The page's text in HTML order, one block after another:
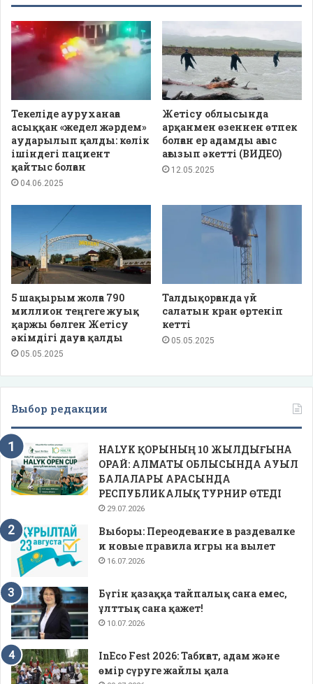
Текеліде ауруханаға
асыққан «жедел жәрдем»
аударылып қалды: көлік
ішіндегі пациент
қайтыс болған
04.06.2025
Жетісу облысында
арқанмен өзеннен өтпек
болған ер адамды ағыс
ағызып әкетті (ВИДЕО)
12.05.2025
5 шақырым жолға 790
миллион теңгеге жуық
қаржы бөлген Жетісу
әкімдігі дауға қалды
05.05.2025
Талдықорғанда үй
салатын кран өртеніп
кетті
05.05.2025
Выбор редакции
HALYK ҚОРЫНЫҢ 10 ЖЫЛДЫҒЫНА
ОРАЙ: АЛМАТЫ ОБЛЫСЫНДА АУЫЛ
БАЛАЛАРЫ АРАСЫНДА
РЕСПУБЛИКАЛЫҚ ТУРНИР ӨТЕДІ
29.07.2026
Выборы: Переодевание в раздевалке
и новые правила игры на вылет
16.07.2026
Бүгін қазаққа тайпалық сана емес,
ұлттық сана қажет!
10.07.2026
InEco Fest 2026: Табиғат, адам және
өмір сүруге жайлы қала